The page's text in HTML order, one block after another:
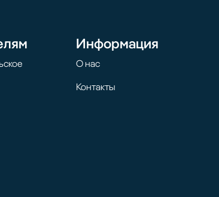
Информация
О нас
Контакты